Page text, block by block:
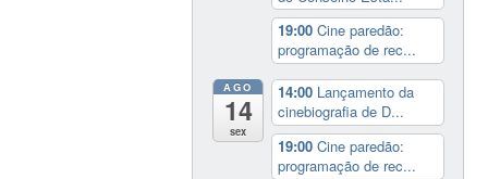
19:00Cine paredão:
programação de rec...
AGO
14
sex
14:00 Lançamento da
cinebiografia de D...
19:00Cine paredão:
programação de rec...